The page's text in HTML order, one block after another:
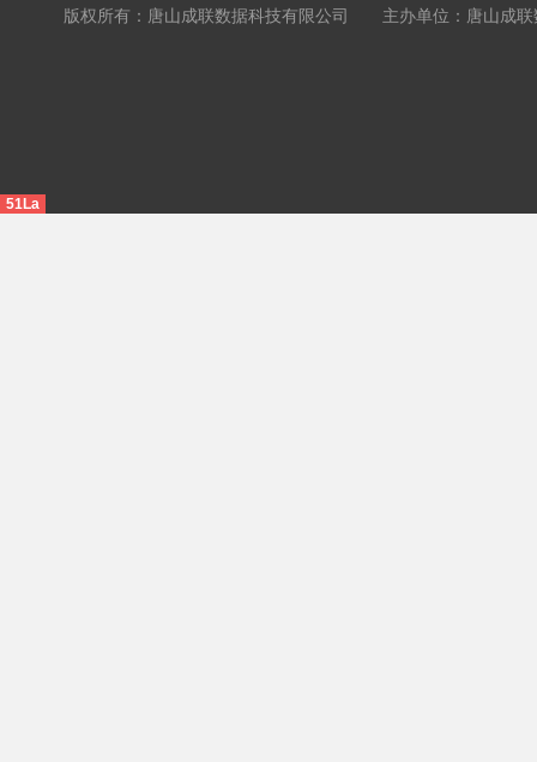
版权所有：唐山成联数据科技有限公司 主办单位：唐山成
51La